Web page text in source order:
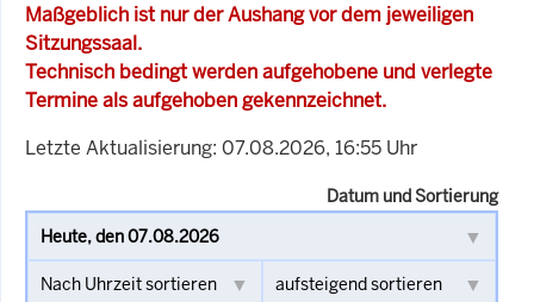
Maßgeblich ist nur der Aushang vor dem jeweiligen
Sitzungssaal.
Technisch bedingt werden aufgehobene und verlegte
Termine als aufgehoben gekennzeichnet.
Letzte Aktualisierung: 07.08.2026, 16:55 Uhr
Datum und Sortierung